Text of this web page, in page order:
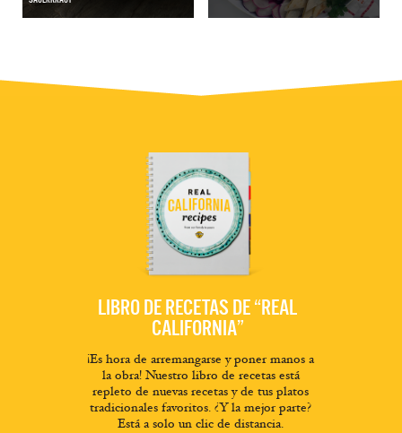
LIBRO DE RECETAS DE “REAL
CALIFORNIA”
¡Es hora de arremangarse y poner manos a
la obra! Nuestro libro de recetas está
repleto de nuevas recetas y de tus platos
tradicionales favoritos. ¿Y la mejor parte?
Está a solo un clic de distancia.